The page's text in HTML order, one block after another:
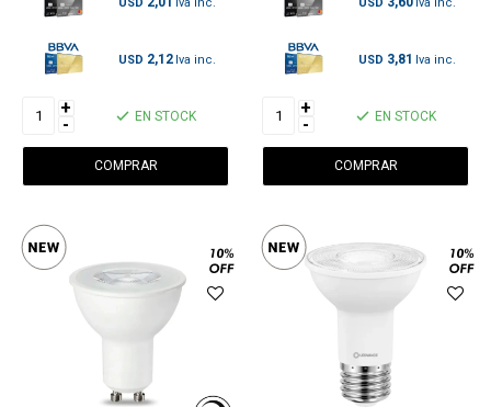
USD 2,12
+
- EN STOCK
USD 3,81
+
- EN STOCK